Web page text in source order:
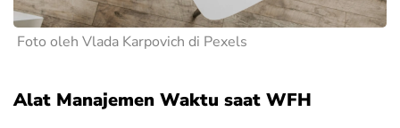
Foto oleh Vlada Karpovich di Pexels
Alat Manajemen Waktu saat WFH